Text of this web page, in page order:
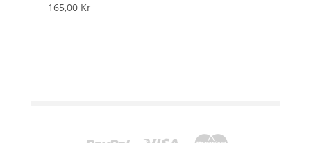
165,00 Kr